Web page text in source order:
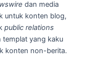
dan media
untuk konten blog,
public relations
templat yang kaku
konten non-berita.